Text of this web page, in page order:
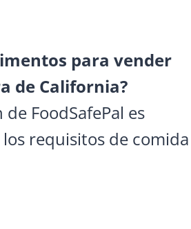
para vender
de California?
FoodSafePal es
requisitos de comida